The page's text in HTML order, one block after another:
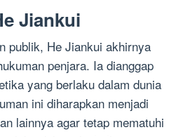
Jiankui
publik, He Jiankui akhirnya
penjara. Ia dianggap
yang berlaku dalam dunia
ini diharapkan menjadi
lainnya agar tetap mematuhi